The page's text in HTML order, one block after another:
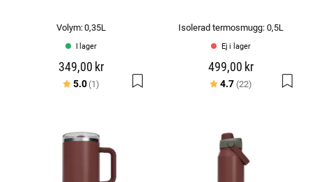
Volym: 0,35L
I lager
349,00 kr
Betyg:
5.0(1) utav 5 stjärnor
Isolerad termosmugg: 0,5L
Ej i lager
499,00 kr
Betyg:
4.7 (22) utav 5